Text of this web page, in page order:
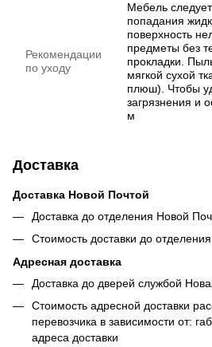
Рекомендации
по уходу
Мебель
попадания
поверхность
предметы без
прокладки.
мягкой сухой
плюш). Чтобы
загрязнения и
м
Доставка
Доставка Новой Почтой
Доставка до отделения Новой
Стоимость доставки до
Адресная доставка
Доставка до дверей службой
Стоимость адресной доставки
перевозчика в зависимости от:
адреса доставки